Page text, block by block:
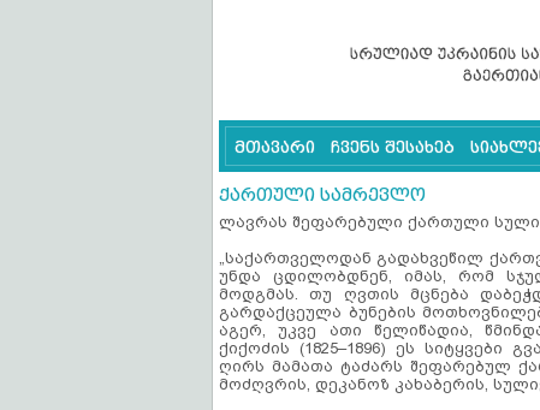
მთავარი ჩვენს შესახებ
ქართული სამრევლო
ლავრას შეფარებული ქართული სული
„საქართველოდან გადახვეწილ
უნდა ცდილობდნენ, იმას, რომ
მოდგმას. თუ ღვთის მცნება
გარდაქცეულა ბუნების
აგერ, უკვე ათი წელიწადია,
ქიქოძის (1825–1896) ეს სიტყვები
ღირს მამათა ტაძარს შეფარებულ
მოძღვრის, დეკანოზ კახაბერის,